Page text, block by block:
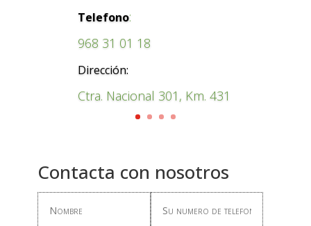
Telefono:
968 31 01 18
Dirección:
Ctra. Nacional 301, Km. 431
Contacta con nosotros